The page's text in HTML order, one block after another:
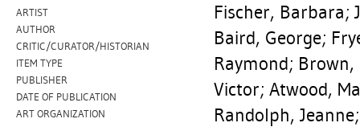
ARTIST
AUTHOR
CRITIC/CURATOR/HISTORIAN
ITEM TYPE
PUBLISHER
DATE OF PUBLICATION
ART ORGANIZATION
Fischer, Barbara;
Baird, George;
Raymond; Brown,
Victor; Atwood,
Randolph, Jeanne